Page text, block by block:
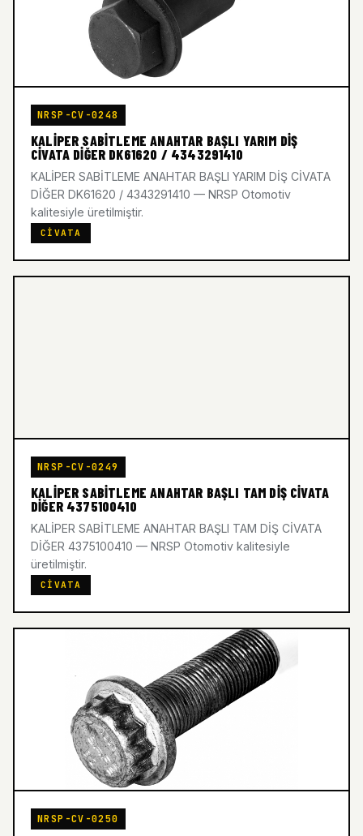
NRSP-CV-0248
KALİPER SABİTLEME ANAHTAR BAŞLI YARIM DİŞ
CİVATA DİĞER DK61620 / 4343291410
KALİPER SABİTLEME ANAHTAR BAŞLI YARIM DİŞ CİVATA
DİĞER DK61620 / 4343291410 — NRSP Otomotiv
kalitesiyle üretilmiştir.
CIVATA
NRSP-CV-0249
KALİPER SABİTLEME ANAHTAR BAŞLI TAM DİŞ CİVATA
DİĞER 4375100410
KALİPER SABİTLEME ANAHTAR BAŞLI TAM DİŞ CİVATA
DİĞER 4375100410 — NRSP Otomotiv kalitesiyle
üretilmiştir.
CIVATA
NRSP-CV-0250